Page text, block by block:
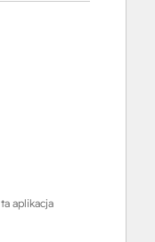
aplikacja